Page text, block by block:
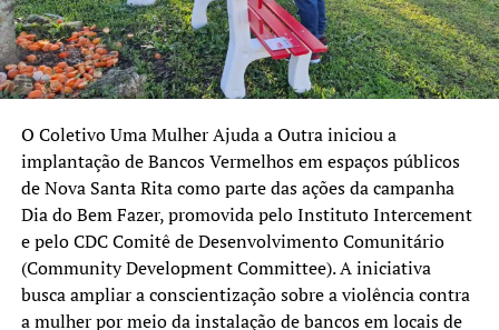
O Coletivo Uma Mulher Ajuda a Outra iniciou a
implantação de Bancos Vermelhos em espaços públicos
de Nova Santa Rita como parte das ações da campanha
Dia do Bem Fazer, promovida pelo Instituto Intercement
e pelo CDC Comitê de Desenvolvimento Comunitário
(Community Development Committee). A iniciativa
busca ampliar a conscientização sobre a violência contra
a mulher por meio da instalação de bancos em locais de